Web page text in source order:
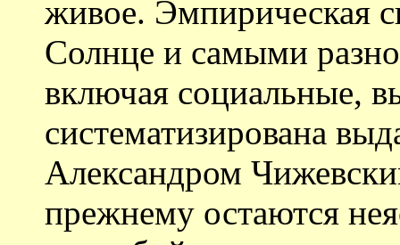
живое. Эмпирическая
Солнце и самыми
включая социальные,
систематизирована
Александром
прежнему остаются